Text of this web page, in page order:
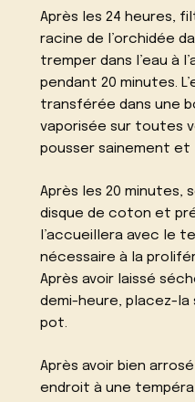
Après les 24 heures,
racine de l’orchidée
tremper dans l’eau à
pendant 20 minutes.
transférée dans une
vaporisée sur toutes
pousser sainement et
Après les 20 minutes,
disque de coton et
l’accueillera avec le
nécessaire à la
Après avoir laissé
demi-heure, placez-la
pot.
Après avoir bien
endroit à une